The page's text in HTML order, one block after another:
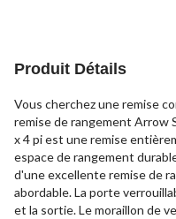
Produit Détails
Vous cherchez une remise
remise de rangement Arrow
x 4 pi est une remise
espace de rangement
d'une excellente remise de
abordable. La porte
et la sortie. Le moraillon de